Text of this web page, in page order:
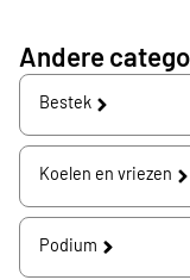
Andere
Bestek
Koelen en vriezen
Podium